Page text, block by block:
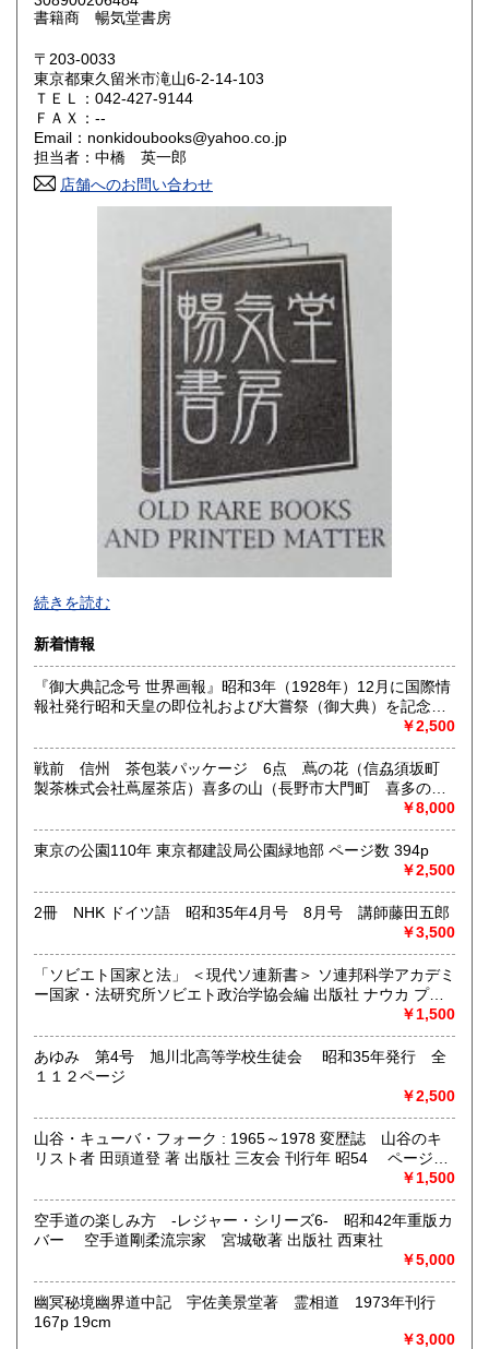
鳥取県
岡山県
山口県 300円
香川県 300円 愛媛県
高知県
300円 長崎県
300円 大分県
300円 鹿児島県
300円
書籍商 暢気堂書房
〒203-0033
東京都東久留米市滝山6-2-14-103
ＴＥＬ：042-427-9144
ＦＡＸ：--
Email：nonkidoubooks@yahoo.co.jp
担当者：中橋 英一郎
店舗へのお問い合わせ
最寄駅：花小金井
営業時間：10:00〜18:00
定休日：不定休
古本・骨董品の出張買取のお申込み・ご予約は、お電話・ま
たはメールにて承っております。 お気軽にお問合わせくださ
出張費は無料です。旧家、蔵のあるお宅、昭和40年以前の古
いお宅の買取は、遠方でも大歓迎です。
取り扱い分野
社会科学、美術工芸、古典籍、近代文献、外国書
続きを読む
新着情報
『御大典記念号 世界画報』昭和3年（1928年）12月に国際情
報社発行昭和天皇の即位礼および大嘗祭（御大典）を記念す
るグラフ雑誌の臨時増刊号です。当時の儀式の様子や関連行
事を写した貴重な写真や解説が多数収録されています。
￥2,500
戦前 信州 茶包装パッケージ 6点 蔦の花（信劦須坂町
製茶株式会社蔦屋茶店）喜多の山（長野市大門町 喜多の園
本店）西沢園（長野県中堅町 西澤園本舗）梅の花（信州須
坂市梅の園茶店）奈良此園（信州中野町 西澤茶舗）美泉瀧
（信州長野市新町 茶間屋美濃久商店）瀧の音（信濃吉田本
￥8,000
東京の公園110年 東京都建設局公園緑地部 ページ数 394p
￥2,500
2冊 NHK ドイツ語 昭和35年4月号 8月号 講師藤田五郎
￥3,500
「ソビエト国家と法」 ＜現代ソ連新書＞ ソ連邦科学アカデミ
ー国家・法研究所ソビエト政治学協会編 出版社 ナウカ プロ
￥1,500
あゆみ 第4号 旭川北高等学校生徒会 昭和35年発行 全
１１２ページ
￥2,500
山谷・キューバ・フォーク : 1965～1978 変歴誌 山谷のキ
リスト者 田頭道登 著 出版社 三友会 刊行年 昭54 ページ数
￥1,500
空手道の楽しみ方 -レジャー・シリーズ6- 昭和42年重版カ
バー 空手道剛柔流宗家 宮城敬著 出版社 西東社
￥5,000
幽冥秘境幽界道中記 宇佐美景堂著 霊相道 1973年刊行
167p 19cm
￥3,000